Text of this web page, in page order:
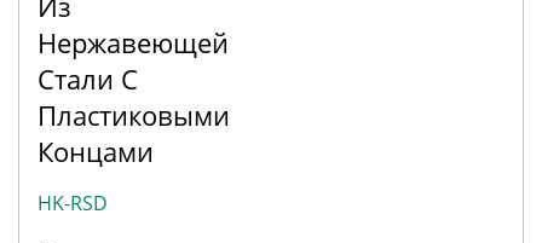
Нержавеющей
Стали С
Пластиковыми
Концами
HK-RSD